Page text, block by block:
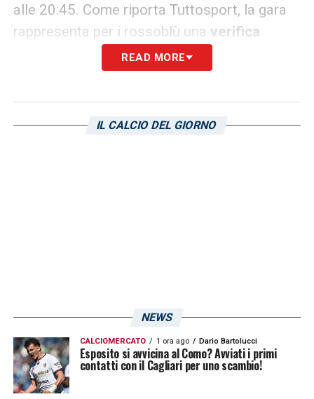
alle 20:45. Come riporta Tuttosport, la gara
rappresenta per i rossoblù una verifica
per costruire lasalvezza
obiettivo del club di Giulini. La classifica crea
tempo c’è tutto, a patto che i sardi si rendano
READ MORE
IL CALCIO DEL GIORNO
NEWS
CALCIOMERCATO 1 ora ago Dario Bartolucci
Esposito si avvicina al Como? Avviati i primi
contatti con il Cagliari per uno scambio!